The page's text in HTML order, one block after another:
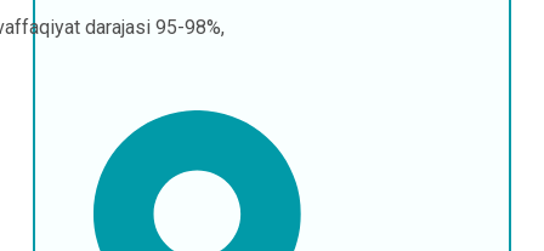
darajasi 95-98%,